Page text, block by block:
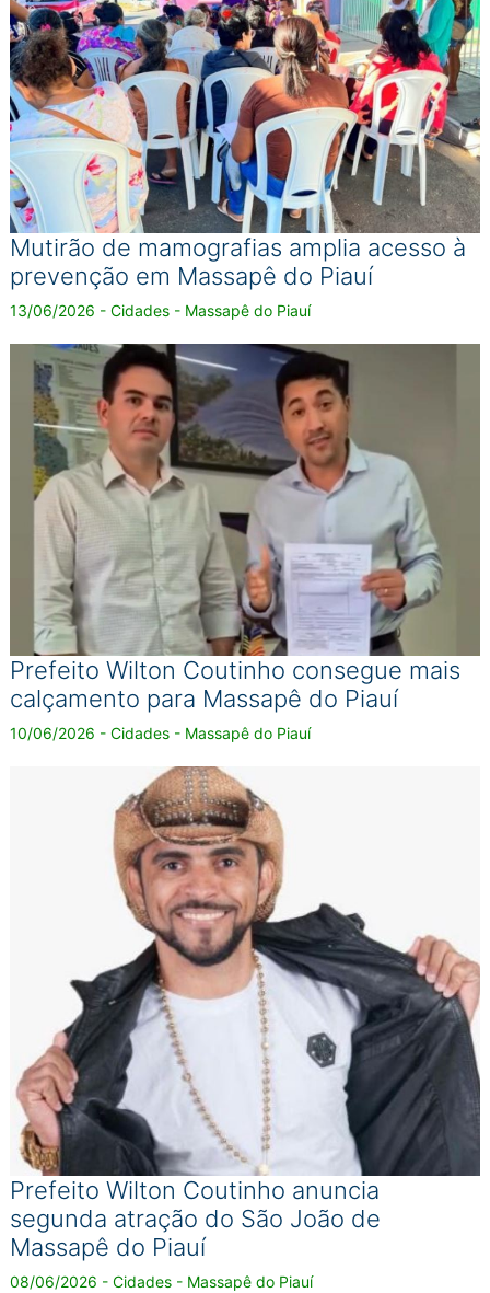
Mutirão de mamografias amplia acesso à
prevenção em Massapê do Piauí
13/06/2026 - Cidades - Massapê do Piauí
Prefeito Wilton Coutinho consegue mais
calçamento para Massapê do Piauí
10/06/2026 - Cidades - Massapê do Piauí
Prefeito Wilton Coutinho anuncia
segunda atração do São João de
Massapê do Piauí
08/06/2026 - Cidades - Massapê do Piauí